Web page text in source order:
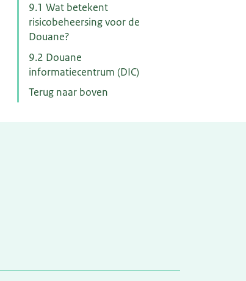
9.1 Wat betekent
risicobeheersing voor de
Douane?
9.2 Douane
informatiecentrum (DIC)
Terug naar boven